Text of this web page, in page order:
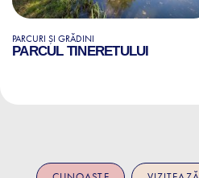
PARCURI ȘI GRĂDINI
PARCUL TINERETULUI